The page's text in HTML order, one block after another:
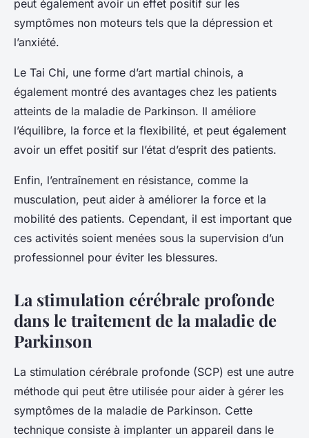
peut également avoir un effet positif sur les
symptômes non moteurs tels que la dépression et
l’anxiété.
Le Tai Chi, une forme d’art martial chinois, a
également montré des avantages chez les patients
atteints de la maladie de Parkinson. Il améliore
l’équilibre, la force et la flexibilité, et peut également
avoir un effet positif sur l’état d’esprit des patients.
Enfin, l’entraînement en résistance, comme la
musculation, peut aider à améliorer la force et la
mobilité des patients. Cependant, il est important que
ces activités soient menées sous la supervision d’un
professionnel pour éviter les blessures.
La stimulation cérébrale profonde
dans le traitement de la maladie de
Parkinson
La stimulation cérébrale profonde (SCP) est une autre
méthode qui peut être utilisée pour aider à gérer les
symptômes de la maladie de Parkinson. Cette
technique consiste à implanter un appareil dans le